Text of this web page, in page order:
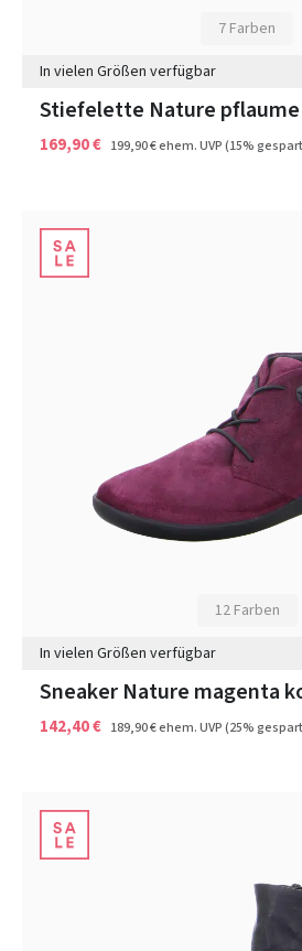
7 Farben
In vielen Größen verfügbar
Stiefelette Nature pflaume
169,90 € 199,90 €ehem. UVP(15%
12 Farben
In vielen Größen verfügbar
Sneaker Nature magenta
142,40 € 189,90 €ehem. UVP(25%